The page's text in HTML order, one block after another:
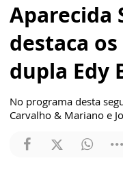
Aparecida
destaca
dupla Edy
No programa desta
Carvalho & Mariano e